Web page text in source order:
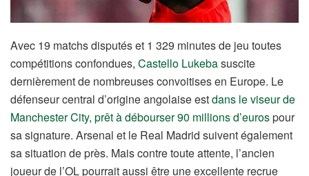
Avec 19 matchs disputés et 1 329 minutes de jeu toutes
compétitions confondues, Castello Lukebasuscite
dernièrement de nombreuses convoitises en Europe. Le
défenseur central d’origine angolaise estdans le viseur de
Manchester City, prêt à débourser 90 millions d’eurospour
sa signature. Arsenal et le Real Madrid suivent également
sa situation de près. Mais contre toute attente, l’ancien
joueur de l’OL pourrait aussi être une excellente recrue